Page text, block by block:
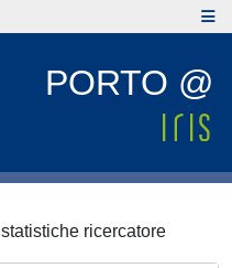
PORTO @
statistiche ricercatore